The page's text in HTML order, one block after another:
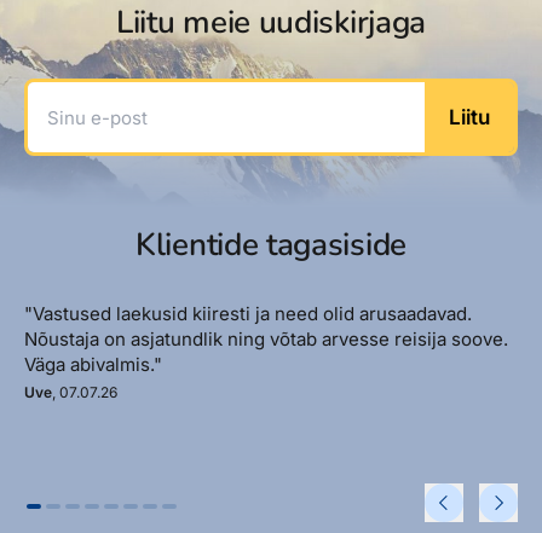
Liitu meie uudiskirjaga
Sinu e-post
Liitu
Klientide tagasiside
"Vastused laekusid kiiresti ja need olid arusaadavad.
Nõustaja on asjatundlik ning võtab arvesse reisija soove.
Väga abivalmis."
Uve, 07.07.26